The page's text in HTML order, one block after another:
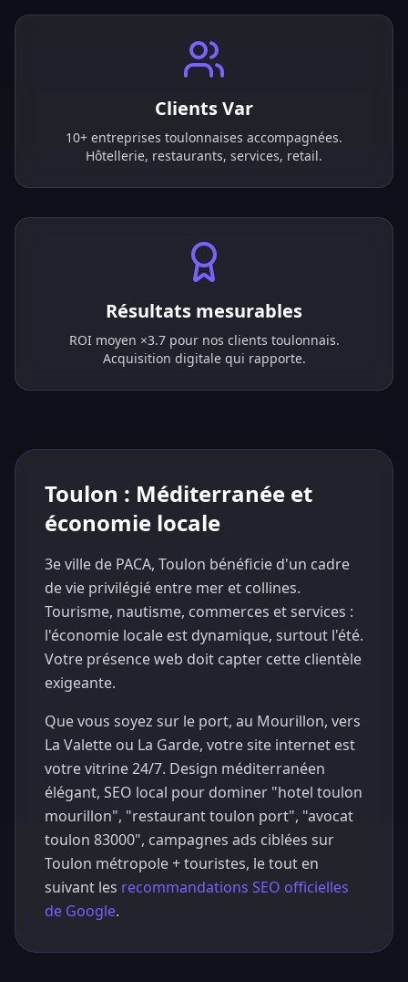
Clients Var
10+ entreprises toulonnaises accompagnées.
Hôtellerie, restaurants, services, retail.
Résultats mesurables
ROI moyen ×3.7 pour nos clients toulonnais.
Acquisition digitale qui rapporte.
Toulon : Méditerranée et
économie locale
3e ville de PACA, Toulon bénéficie d'un cadre
de vie privilégié entre mer et collines.
Tourisme, nautisme, commerces et services :
l'économie locale est dynamique, surtout l'été.
Votre présence web doit capter cette clientèle
exigeante.
Que vous soyez sur le port, au Mourillon, vers
La Valette ou La Garde, votre site internet est
votre vitrine 24/7. Design méditerranéen
élégant, SEO local pour dominer "hotel toulon
mourillon", "restaurant toulon port", "avocat
toulon 83000", campagnes ads ciblées sur
Toulon métropole + touristes, le tout en
suivant les recommandations SEO officielles
de Google.